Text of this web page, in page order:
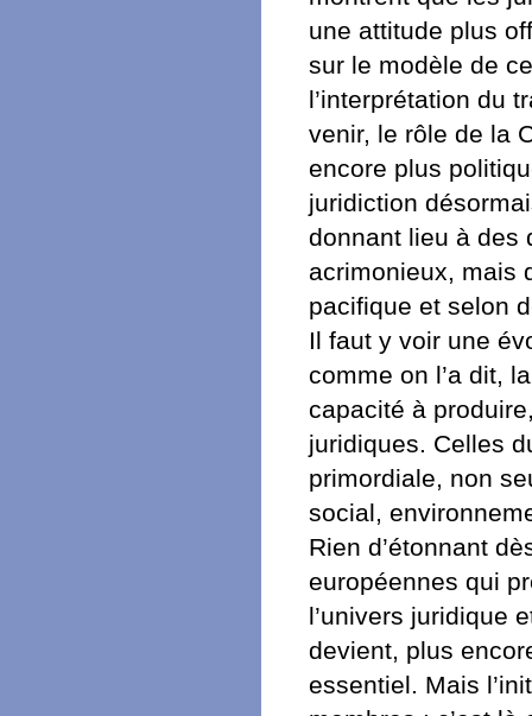
une attitude plus
sur le modèle de
l’interprétation du
venir, le rôle de la
encore plus
juridiction
donnant lieu à des
acrimonieux, mais
pacifique et selon
Il faut y voir une
comme on l’a dit,
capacité à
juridiques. Celles
primordiale, non
social,
Rien d’étonnant
européennes qui
l’univers juridique
devient, plus
essentiel. Mais